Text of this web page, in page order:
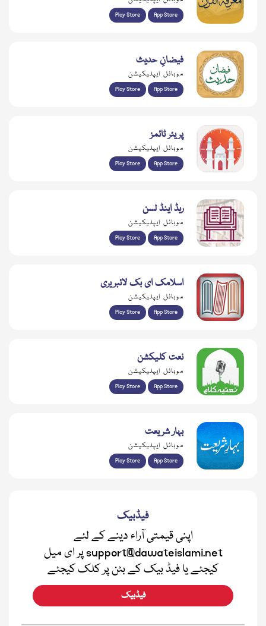
Play Store App Store
فیضانِ حدیث
موبائل ایپلیکیشن
Play Store App Store
پریئر ٹائمز
موبائل ایپلیکیشن
Play Store App Store
ریڈ اینڈ لسن
موبائل ایپلیکیشن
Play Store App Store
اسلامک ای بک لائبریری
موبائل ایپلیکیشن
Play Store App Store
نعت کلیکشن
موبائل ایپلیکیشن
Play Store App Store
بہار شریعت
موبائل ایپلیکیشن
Play Store App Store
فیڈبیک
اپنی قیمتی آراء دینے کے لئے
support@dawateislami.net پر ای میل
کیجئے یا فیڈ بیک کے بٹن پر کلک کیجئے
فیڈبیک